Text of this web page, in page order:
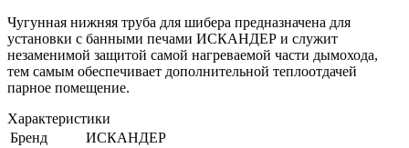
Чугунная нижняя труба для шибера предназначена для
установки с банными печами ИСКАНДЕР и служит
незаменимой защитой самой нагреваемой части дымохода,
тем самым обеспечивает дополнительной теплоотдачей
парное помещение.
Характеристики
Бренд
ИСКАНДЕР